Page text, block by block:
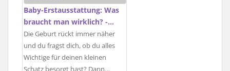
Baby-Erstausstattung: Was
braucht man wirklich? -…
Die Geburt rückt immer näher
und du fragst dich, ob du alles
Wichtige für deinen kleinen
Schatz besorgt hast? Dann…